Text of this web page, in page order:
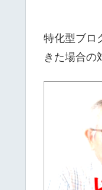
特化型ブロ
きた場合の